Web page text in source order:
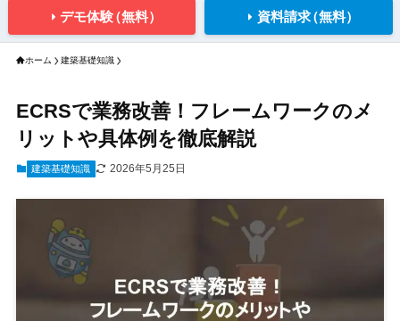
デモ体験（無料） 資料請求（無料）
ホーム 建築基礎知識
ECRSで業務改善！フレームワークのメ
リットや具体例を徹底解説
建築基礎知識 2026年5月25日